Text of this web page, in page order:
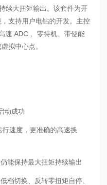
续大扭矩输出。该套件为开
支持用户电钻的开发。主控
速 ADC 、零待机、带使能
拟中心点。
动成功
速度，更准确的高速换
能保持最大扭矩持续输出
档切换、反转零扭矩自停、